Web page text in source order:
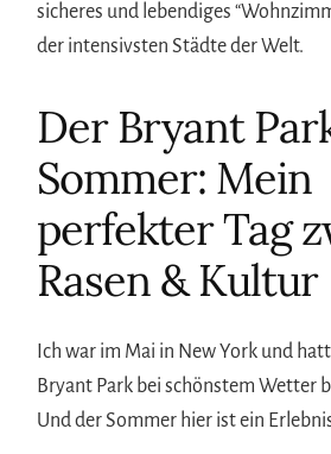
sicheres und lebendiges
der intensivsten Städte der Welt.
Der Bryant
Sommer: Mein
perfekter Tag
Rasen & Kultur
Ich war im Mai in New York und
Bryant Park bei schönstem Wetter
Und der Sommer hier ist ein